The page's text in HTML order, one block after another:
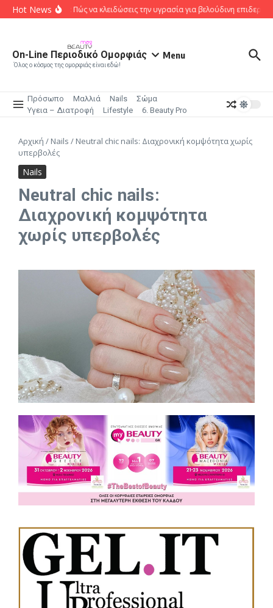
Μετάβαση στο περιεχόμενο
Hot News
Body Oils: Πώς να κλειδώσεις την υγρασία για βελούδινη επιδερμίδα
On-Line Περιοδικό Ομορφιάς
Όλος ο κόσμος της ομορφιάς είναι εδώ!
Menu
Πρόσωπο Μαλλιά Nails
Σώμα
Υγεια – Διατροφή
Lifestyle 6. Beauty Pro
Αρχική / Nails / Neutral chic nails: Διαχρονική κομψότητα χωρίς
υπερβολές
Nails
Neutral chic nails:
Διαχρονική κομψότητα
χωρίς υπερβολές